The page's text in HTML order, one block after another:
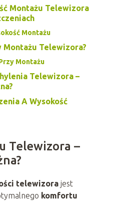
Montażu Telewizora
Montażu
Montażu Telewizora?
Montażu
Telewizora –
A Wysokość
Telewizora –
telewizorajest
komfortu